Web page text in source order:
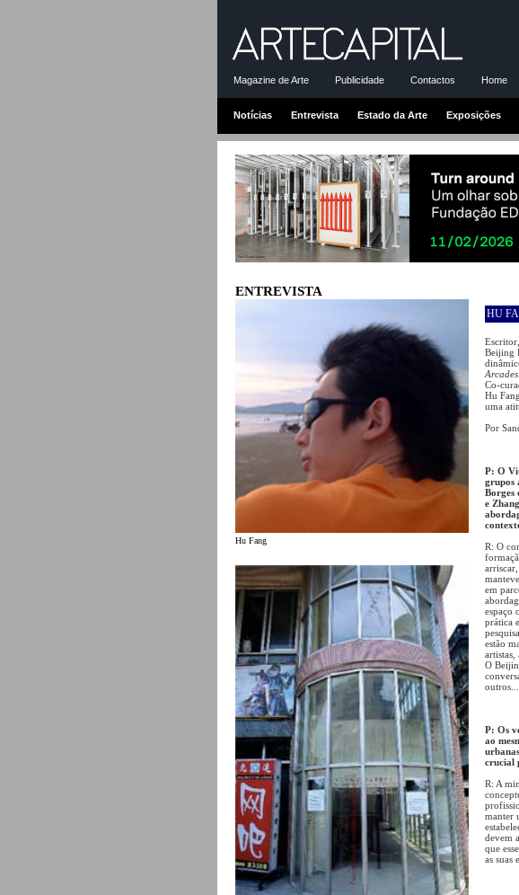
Magazine de Arte Publicidade Contactos Home
Notícias Entrevista Estado da Arte Exposições
ENTREVISTA
Hu Fang
HU
Beijing
Co-
Hu
uma
Por
P: O
grupos
Borges
e
R: O
em
espaço
prática
estão
O
outros...
P: Os
ao
crucial
R: A
manter
devem
que
as suas